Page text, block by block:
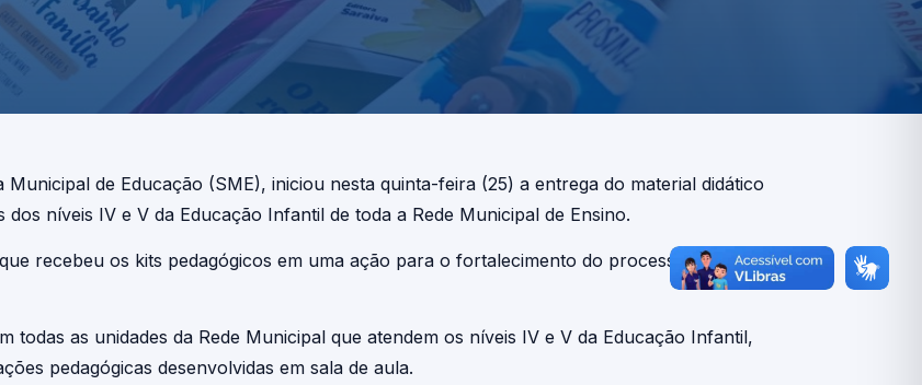
de Educação (SME), iniciou nesta quinta-feira (25) a entrega do material didático
dos níveis IV e V da Educação Infantil de toda a Rede Municipal de Ensino.
recebeu os kits pedagógicos em uma ação para o fortalecimento do processo de ensino e
todas as unidades da Rede Municipal que atendem os níveis IV e V da Educação Infantil,
pedagógicas desenvolvidas em sala de aula.